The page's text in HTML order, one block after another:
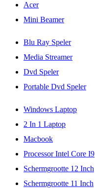
Acer
Mini Beamer
Blu Ray Speler
Media Streamer
Dvd Speler
Portable Dvd Speler
Windows Laptop
2 In 1 Laptop
Macbook
Processor Intel Core I9
Schermgrootte 12 Inch
Schermgrootte 11 Inch